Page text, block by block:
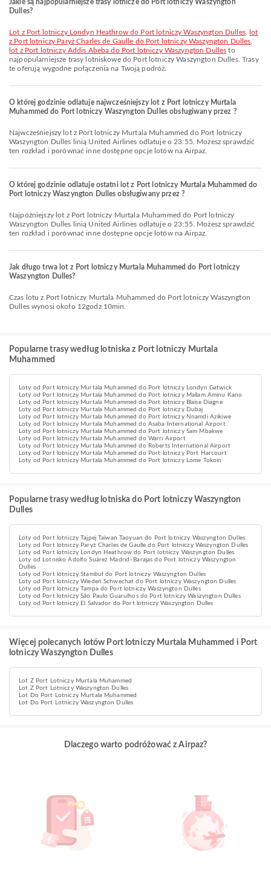
Jakie są najpopularniejsze trasy lotnicze do Port lotniczy Waszyngton
Dulles?
lot z Port lotniczy Londyn Heathrow do Port lotniczy Waszyngton Dulles,
lot
z Port lotniczy Paryż Charles de Gaulle do Port lotniczy Waszyngton Dulles
lot z Port lotniczy Addis Abeba do Port lotniczy Waszyngton Dulles to
najpopularniejsze trasy lotniskowe do Port lotniczy Waszyngton Dulles. Trasy
te oferują wygodne połączenia na Twoją podróż.
O której godzinie odlatuje najwcześniejszy lot z Port lotniczy Murtala
Muhammed do Port lotniczy Waszyngton Dulles obsługiwany przez ?
Najwcześniejszy lot z Port lotniczy Murtala Muhammed do Port lotniczy
Waszyngton Dulles linią United Airlines odlatuje o 23:55. Możesz sprawdzić
ten rozkład i porównać inne dostępne opcje lotów na Airpaz.
O której godzinie odlatuje ostatni lot z Port lotniczy Murtala Muhammed do
Port lotniczy Waszyngton Dulles obsługiwany przez ?
Najpóźniejszy lot z Port lotniczy Murtala Muhammed do Port lotniczy
Waszyngton Dulles linią United Airlines odlatuje o 23:55. Możesz sprawdzić
ten rozkład i porównać inne dostępne opcje lotów na Airpaz.
Jak długo trwa lot z Port lotniczy Murtala Muhammed do Port lotniczy
Waszyngton Dulles?
Czas lotu z Port lotniczy Murtala Muhammed do Port lotniczy Waszyngton
Dulles wynosi około 12godz 10min.
Popularne trasy według lotniska z Port lotniczy Murtala
Muhammed
Loty od Port lotniczy Murtala Muhammed do Port lotniczy Londyn Gatwick
Loty od Port lotniczy Murtala Muhammed do Port lotniczy Mallam Aminu Kano
Loty od Port lotniczy Murtala Muhammed do Port lotniczy Blaise Diagne
Loty od Port lotniczy Murtala Muhammed do Port lotniczy Dubaj
Loty od Port lotniczy Murtala Muhammed do Port lotniczy Nnamdi Azikiwe
Loty od Port lotniczy Murtala Muhammed do Asaba International Airport
Loty od Port lotniczy Murtala Muhammed do Port lotniczy Sam Mbakwe
Loty od Port lotniczy Murtala Muhammed do Warri Airport
Loty od Port lotniczy Murtala Muhammed do Roberts International Airport
Loty od Port lotniczy Murtala Muhammed do Port lotniczy Port Harcourt
Loty od Port lotniczy Murtala Muhammed do Port lotniczy Lome Tokoin
Popularne trasy według lotniska do Port lotniczy Waszyngton
Dulles
Loty od Port lotniczy Tajpej Taiwan Taoyuan do Port lotniczy Waszyngton Dulles
Loty od Port lotniczy Paryż Charles de Gaulle do Port lotniczy Waszyngton Dulles
Loty od Port lotniczy Londyn Heathrow do Port lotniczy Waszyngton Dulles
Loty od Lotnisko Adolfo Suárez Madrid–Barajas do Port lotniczy Waszyngton
Dulles
Loty od Port lotniczy Stambuł do Port lotniczy Waszyngton Dulles
Loty od Port lotniczy Wiedeń Schwechat do Port lotniczy Waszyngton Dulles
Loty od Port lotniczy Tampa do Port lotniczy Waszyngton Dulles
Loty od Port lotniczy São Paulo Guarulhos do Port lotniczy Waszyngton Dulles
Loty od Port lotniczy El Salvador do Port lotniczy Waszyngton Dulles
Więcej polecanych lotów Port lotniczy Murtala Muhammed i Port
lotniczy Waszyngton Dulles
Lot Z Port Lotniczy Murtala Muhammed
Lot Z Port Lotniczy Waszyngton Dulles
Lot Do Port Lotniczy Murtala Muhammed
Lot Do Port Lotniczy Waszyngton Dulles
Dlaczego warto podróżować z Airpaz?